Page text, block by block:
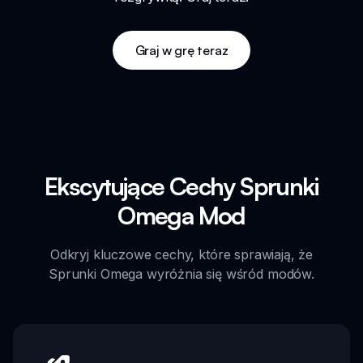
Graj w grę teraz
Ekscytujące Cechy Sprunki
Omega Mod
Odkryj kluczowe cechy, które sprawiają, że
Sprunki Omega wyróżnia się wśród modów.